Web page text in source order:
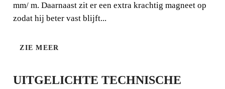
DOOR DIT PRODUCT TE
mm/ m. Daarnaast zit er een extra krachtig magneet op
zodat hij beter vast blijft...
ZIE MEER
UITGELICHTE TECHNISCHE